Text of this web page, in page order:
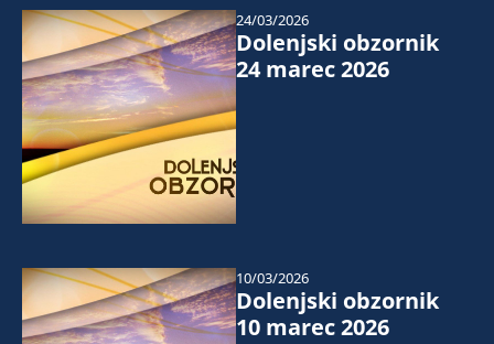
Dolenjski obzornik
24 marec 2026
24/03/2026
Dolenjski obzornik
10 marec 2026
10/03/2026